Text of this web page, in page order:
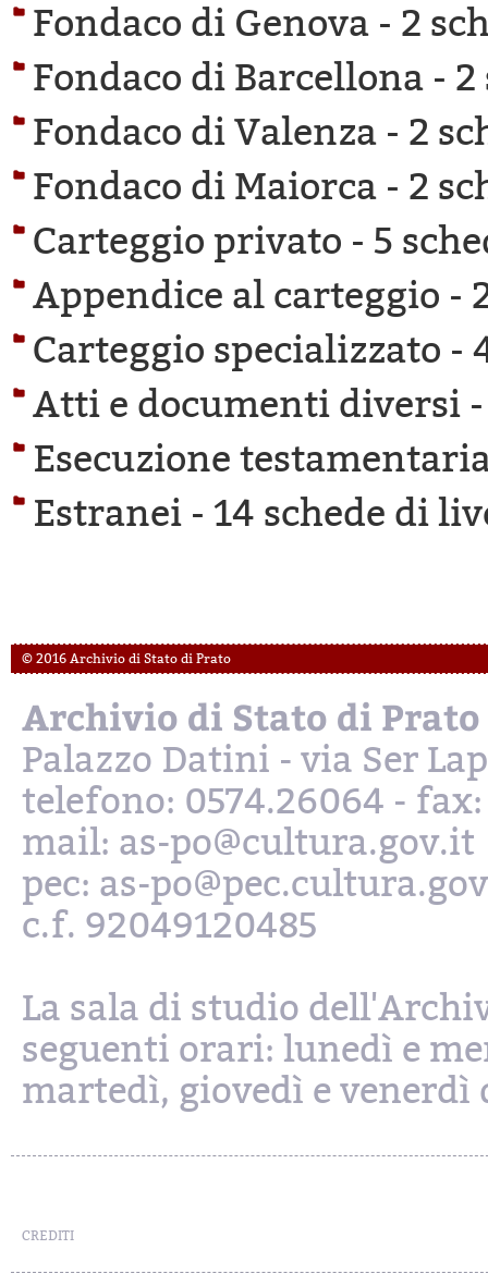
Fondaco di Genova - 2
Fondaco di Barcellona - 2
Fondaco di Valenza - 2
Fondaco di Maiorca - 2
Carteggio privato - 5
Appendice al carteggio -
Carteggio specializzato -
Atti e documenti diversi
Esecuzione
Estranei - 14 schede di
© 2016 Archivio di Stato di Prato
Archivio di Stato di Prato
Palazzo Datini - via Ser
telefono: 0574.26064 - fax:
mail: as-po@cultura.gov.it
pec: as-
c.f. 92049120485
La sala di studio
seguenti orari: lunedì e
martedì, giovedì e venerdì
CREDITI